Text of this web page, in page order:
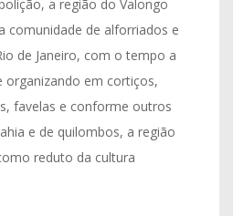
a região do Valongo
comunidade de alforriados e
de Janeiro, com o tempo a
organizando em cortiços,
favelas e conforme outros
e de quilombos, a região
reduto da cultura